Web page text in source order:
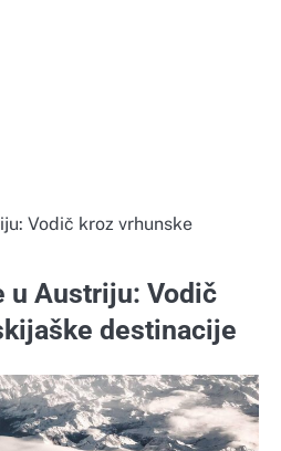
Vodič kroz vrhunske
u Austriju: Vodič
destinacije